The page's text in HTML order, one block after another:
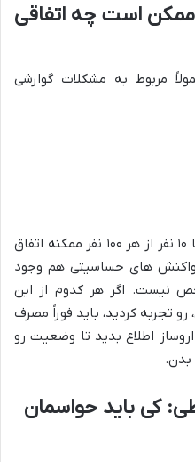
ممکن است چه اتفاقی
مربوط به مشکلات گوارشی
رو تجربه کنید. این عوارض بین ۱ تا ۱۰ نفر از هر ۱۰۰ نفر ممکنه اتفاق
واکنش های حساسیتی هم وجود
نیست. اگر هر کدوم از این
تجربه کردید، باید فوراً مصرف
اطلاع بدید تا وضعیت رو
بدن.
کی باید حواسمان